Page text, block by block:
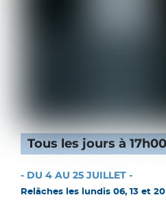
Tous les jours à
- DU 4 AU 25 JUILLET -
Relâches les lundis 06, 13 et